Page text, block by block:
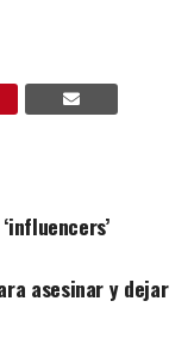
asesinar y dejar